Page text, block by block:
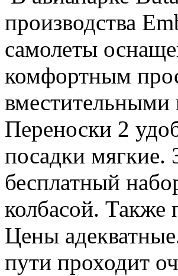
производства
самолеты
комфортным
вместительными
Переноски 2
посадки мягкие.
бесплатный
колбасой. Также
Цены
пути проходит